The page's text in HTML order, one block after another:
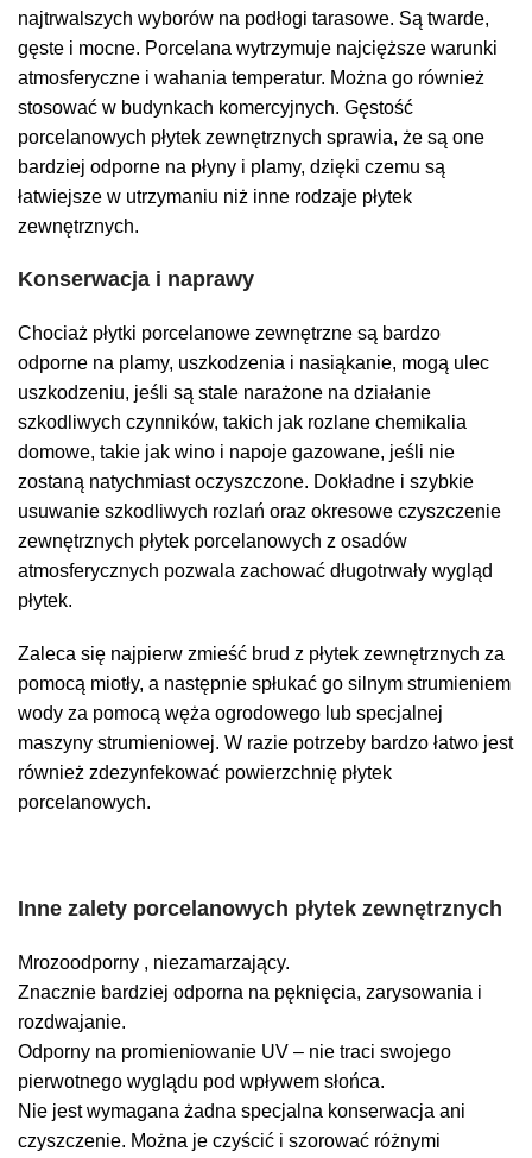
najtrwalszych wyborów na podłogi tarasowe. Są twarde,
gęste i mocne. Porcelana wytrzymuje najcięższe warunki
atmosferyczne i wahania temperatur. Można go również
stosować w budynkach komercyjnych. Gęstość
porcelanowych płytek zewnętrznych sprawia, że ​​są one
bardziej odporne na płyny i plamy, dzięki czemu są
łatwiejsze w utrzymaniu niż inne rodzaje płytek
zewnętrznych.
Konserwacja i naprawy
Chociaż płytki porcelanowe zewnętrzne są bardzo
odporne na plamy, uszkodzenia i nasiąkanie, mogą ulec
uszkodzeniu, jeśli są stale narażone na działanie
szkodliwych czynników, takich jak rozlane chemikalia
domowe, takie jak wino i napoje gazowane, jeśli nie
zostaną natychmiast oczyszczone. Dokładne i szybkie
usuwanie szkodliwych rozlań oraz okresowe czyszczenie
zewnętrznych płytek porcelanowych z osadów
atmosferycznych pozwala zachować długotrwały wygląd
płytek.
Zaleca się najpierw zmieść brud z płytek zewnętrznych za
pomocą miotły, a następnie spłukać go silnym strumieniem
wody za pomocą węża ogrodowego lub specjalnej
maszyny strumieniowej. W razie potrzeby bardzo łatwo jest
również zdezynfekować powierzchnię płytek
porcelanowych.
Inne zalety porcelanowych płytek zewnętrznych
Mrozoodporny , niezamarzający.
Znacznie bardziej odporna na pęknięcia, zarysowania i
rozdwajanie.
Odporny na promieniowanie UV – nie traci swojego
pierwotnego wyglądu pod wpływem słońca.
Nie jest wymagana żadna specjalna konserwacja ani
czyszczenie. Można je czyścić i szorować różnymi